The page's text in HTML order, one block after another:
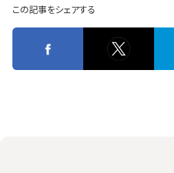
この記事をシェアする